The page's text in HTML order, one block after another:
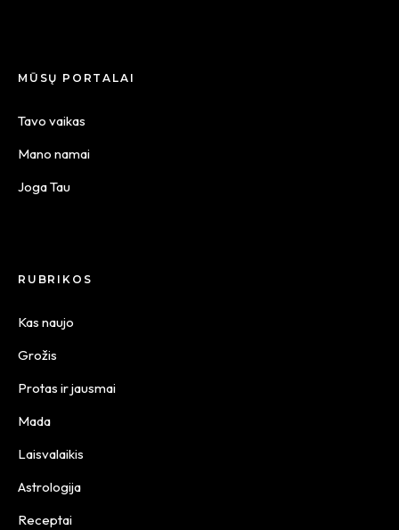
MŪSŲ PORTALAI
Tavo vaikas
Mano namai
Joga Tau
RUBRIKOS
Kas naujo
Grožis
Protas ir jausmai
Mada
Laisvalaikis
Astrologija
Receptai